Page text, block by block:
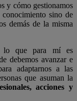
y cómo gestionamos
sino de
demás de la misma
lo que para mí es
debemos avanzar e
adaptarnos a las
que asuman la
acciones y